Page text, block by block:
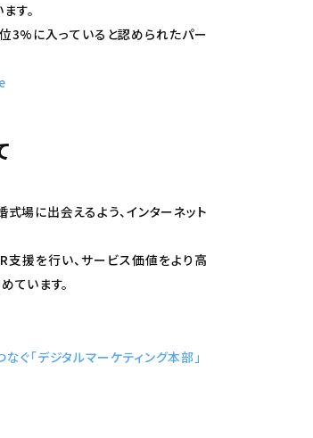
す。
に入っていると認められたパー
場に出会えるよう、インターネット
援を行い、サービス価値をより高
ています。
「デジタルマーケティング本部」